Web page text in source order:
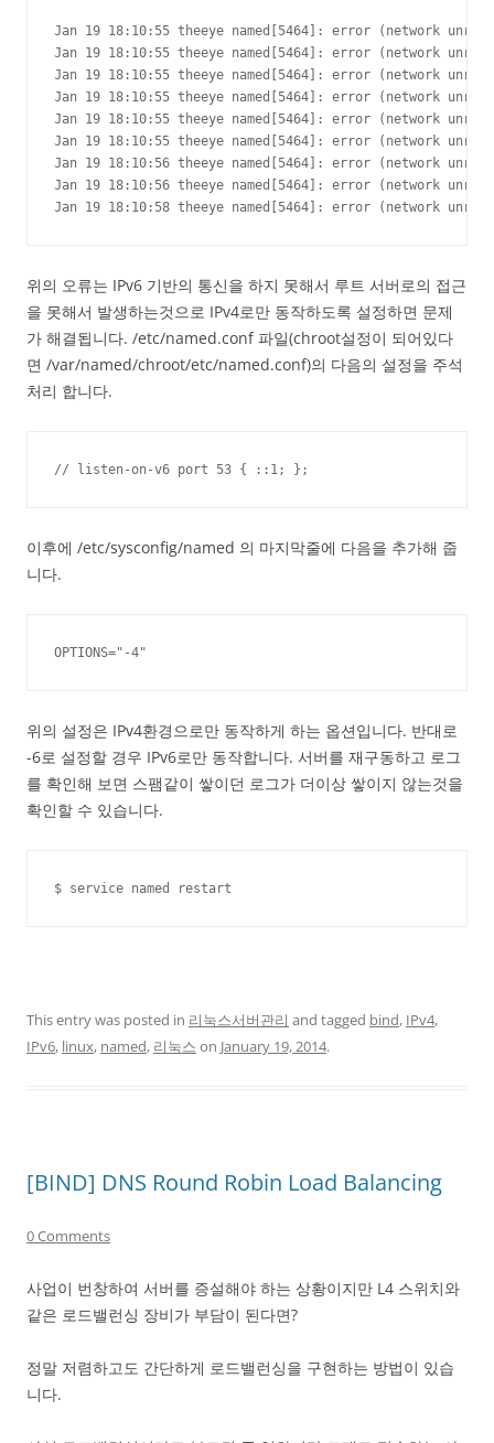
Jan 19 18:10:55 theeye named[5464]: error (network
Jan 19 18:10:55 theeye named[5464]: error (network
Jan 19 18:10:55 theeye named[5464]: error (network
Jan 19 18:10:55 theeye named[5464]: error (network
Jan 19 18:10:55 theeye named[5464]: error (network
Jan 19 18:10:55 theeye named[5464]: error (network
Jan 19 18:10:56 theeye named[5464]: error (network
Jan 19 18:10:56 theeye named[5464]: error (network
Jan 19 18:10:58 theeye named[5464]: error (network
위의 오류는 IPv6 기반의 통신을 하지 못해서 루트 서버로의 접근
을 못해서 발생하는것으로 IPv4로만 동작하도록 설정하면 문제
가 해결됩니다. /etc/named.conf 파일(chroot설정이 되어있다
면 /var/named/chroot/etc/named.conf)의 다음의 설정을 주석
처리 합니다.
// listen-on-v6 port 53 { ::1; };
이후에 /etc/sysconfig/named 의 마지막줄에 다음을 추가해 줍
니다.
OPTIONS="-4"
위의 설정은 IPv4환경으로만 동작하게 하는 옵션입니다. 반대로
-6로 설정할 경우 IPv6로만 동작합니다. 서버를 재구동하고 로그
를 확인해 보면 스팸같이 쌓이던 로그가 더이상 쌓이지 않는것을
확인할 수 있습니다.
$ service named restart
This entry was posted in 리눅스서버관리 and tagged bind, IPv4,
IPv6, linux, named, 리눅스 on January 19, 2014.
[BIND] DNS Round Robin Load Balancing
0 Comments
사업이 번창하여 서버를 증설해야 하는 상황이지만 L4 스위치와
같은 로드밸런싱 장비가 부담이 된다면?
정말 저렴하고도 간단하게 로드밸런싱을 구현하는 방법이 있습
니다.